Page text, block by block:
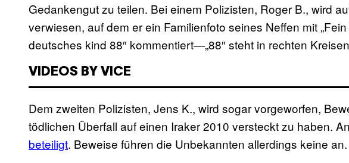
Gedankengut zu teilen. Bei einem Polizisten, Roger B., wird
verwiesen, auf dem er ein Familienfoto seines Neffen mit
deutsches kind 88″ kommentiert—„88″ steht in rechten Kreisen
VIDEOS BY VICE
Dem zweiten Polizisten, Jens K., wird sogar vorgeworfen,
tödlichen Überfall auf einen Iraker 2010 versteckt zu haben.
beteiligt. Beweise führen die Unbekannten allerdings keine an.